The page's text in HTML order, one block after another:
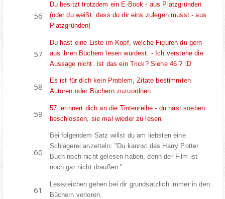
Du besitzt trotzdem ein E-Book - aus Platzgründen.
(oder du weißt, dass du dir eins zulegen musst - aus
Platzgründen)
Du hast eine Liste im Kopf, welche Figuren du gern
aus ihren Büchern lesen würdest. - Ich verstehe die
Aussage nicht. Ist das ein Trick? Siehe 46.? :D
Es ist für dich kein Problem, Zitate bestimmten
Autoren oder Büchern zuzuordnen.
57. erinnert dich an die Tintenreihe - du hast soeben
beschlossen, sie mal wieder zu lesen.
Bei folgendem Satz willst du am liebsten eine
Schlägerei anzetteln: "Du kannst das Harry Potter
Buch noch nicht gelesen haben, denn der Film ist
noch gar nicht draußen."
Lesezeichen gehen bei dir grundsätzlich immer in den
Büchern verloren.